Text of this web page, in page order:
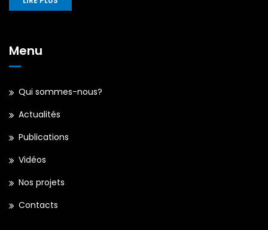
Menu
Qui sommes-nous?
Actualités
Publications
Vidéos
Nos projets
Contacts